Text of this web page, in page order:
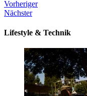
Vorheriger
Nächster
Lifestyle & Technik